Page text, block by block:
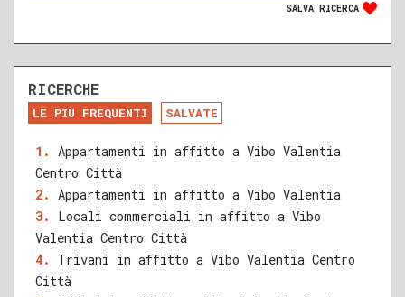
DA RISTRUTTURARE
NUOVA COSTRUZIONE
RECENTE
RISTRUTTURATO
QUALSIASI SUPERFICIE
B C D E F G
SALVA RICERCA
RICERCHE
LE PIÙ FREQUENTI SALVATE
Appartamenti in affitto a Vibo Valentia
Centro Città
Appartamenti in affitto a Vibo Valentia
Locali commerciali in affitto a Vibo
Valentia Centro Città
Trivani in affitto a Vibo Valentia Centro
Città